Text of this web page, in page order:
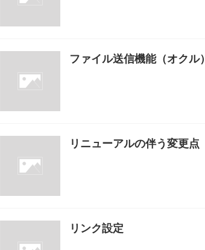
ファイル送信機能（オクル）
リニューアルの伴う変更点
リンク設定